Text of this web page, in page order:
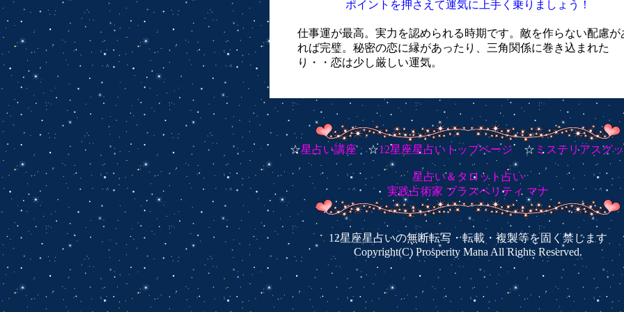
ポイントを押さえて運気に上手く乗りましょう！
仕事運が最高。実力を認められる時期です。敵を作らない配慮が
れば完璧。秘密の恋に縁があったり、三角関係に巻き込まれた
り・・恋は少し厳しい運気。
☆星占い講座 ☆12星座星占いトップページ ☆ ミステリアスグ
星占い＆タロット占い
実践占術家 プラスペリティ マナ
12星座星占いの無断転写・転載・複製等を固く禁じます
Copyright(C) Prosperity Mana All Rights Reserved.